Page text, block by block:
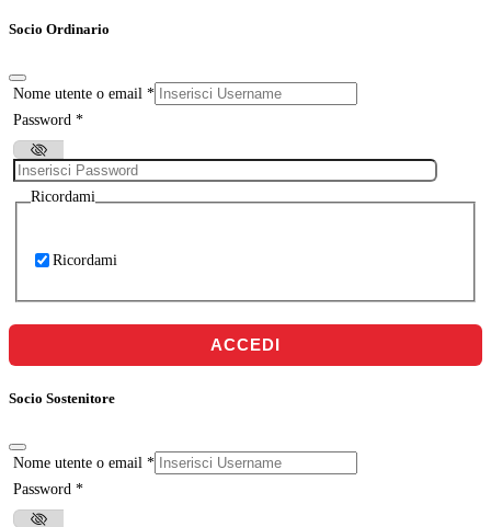
Socio Ordinario
Nome utente o email *
Password *
Ricordami
Ricordami
ACCEDI
Socio Sostenitore
Nome utente o email *
Password *